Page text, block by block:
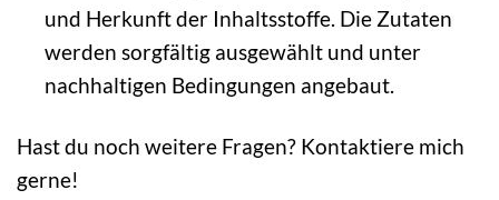
und Herkunft der Inhaltsstoffe. Die Zutaten
werden sorgfältig ausgewählt und unter
nachhaltigen Bedingungen angebaut.
Hast du noch weitere Fragen? Kontaktiere mich
gerne!